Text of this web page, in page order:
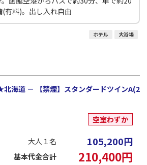
有料)。出し入れ自由
ホテル 大浴場
海道 － 【禁煙】スタンダードツインA(2
空室わずか
大人１名 105,200円
基本代金合計 210,400円